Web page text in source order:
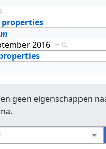
2016 +
geen eigenschappen